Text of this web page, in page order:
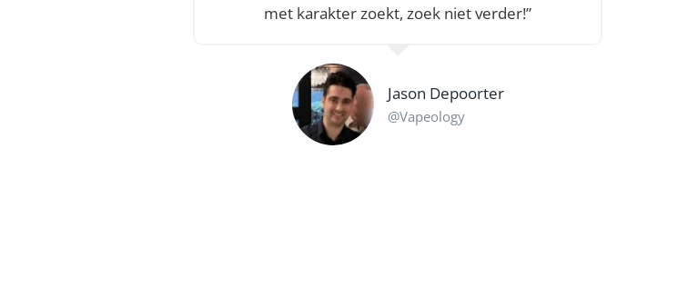
met karakter zoekt, zoek niet verder!”
Jason Depoorter
@Vapeology